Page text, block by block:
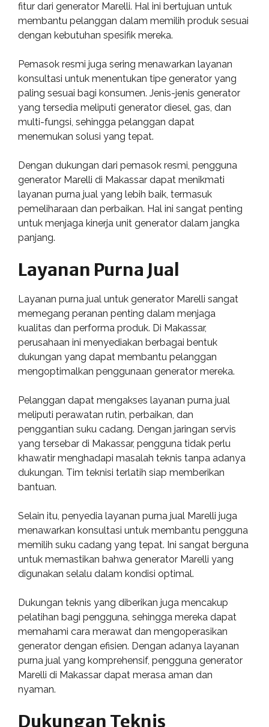
fitur dari generator Marelli. Hal ini bertujuan untuk
membantu pelanggan dalam memilih produk sesuai
dengan kebutuhan spesifik mereka.
Pemasok resmi juga sering menawarkan layanan
konsultasi untuk menentukan tipe generator yang
paling sesuai bagi konsumen. Jenis-jenis generator
yang tersedia meliputi generator diesel, gas, dan
multi-fungsi, sehingga pelanggan dapat
menemukan solusi yang tepat.
Dengan dukungan dari pemasok resmi, pengguna
generator Marelli di Makassar dapat menikmati
layanan purna jual yang lebih baik, termasuk
pemeliharaan dan perbaikan. Hal ini sangat penting
untuk menjaga kinerja unit generator dalam jangka
panjang.
Layanan Purna Jual
Layanan purna jual untuk generator Marelli sangat
memegang peranan penting dalam menjaga
kualitas dan performa produk. Di Makassar,
perusahaan ini menyediakan berbagai bentuk
dukungan yang dapat membantu pelanggan
mengoptimalkan penggunaan generator mereka.
Pelanggan dapat mengakses layanan purna jual
meliputi perawatan rutin, perbaikan, dan
penggantian suku cadang. Dengan jaringan servis
yang tersebar di Makassar, pengguna tidak perlu
khawatir menghadapi masalah teknis tanpa adanya
dukungan. Tim teknisi terlatih siap memberikan
bantuan.
Selain itu, penyedia layanan purna jual Marelli juga
menawarkan konsultasi untuk membantu pengguna
memilih suku cadang yang tepat. Ini sangat berguna
untuk memastikan bahwa generator Marelli yang
digunakan selalu dalam kondisi optimal.
Dukungan teknis yang diberikan juga mencakup
pelatihan bagi pengguna, sehingga mereka dapat
memahami cara merawat dan mengoperasikan
generator dengan efisien. Dengan adanya layanan
purna jual yang komprehensif, pengguna generator
Marelli di Makassar dapat merasa aman dan
nyaman.
Dukungan Teknis